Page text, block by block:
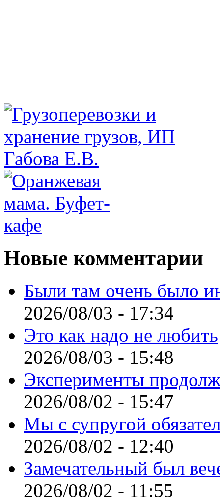
Новые комментарии
Были там очень было
2026/08/03 - 17:34
Это как надо не любить
2026/08/03 - 15:48
Эксперименты
2026/08/02 - 15:47
Мы с супругой
2026/08/02 - 12:40
Замечательный был
2026/08/02 - 11:55